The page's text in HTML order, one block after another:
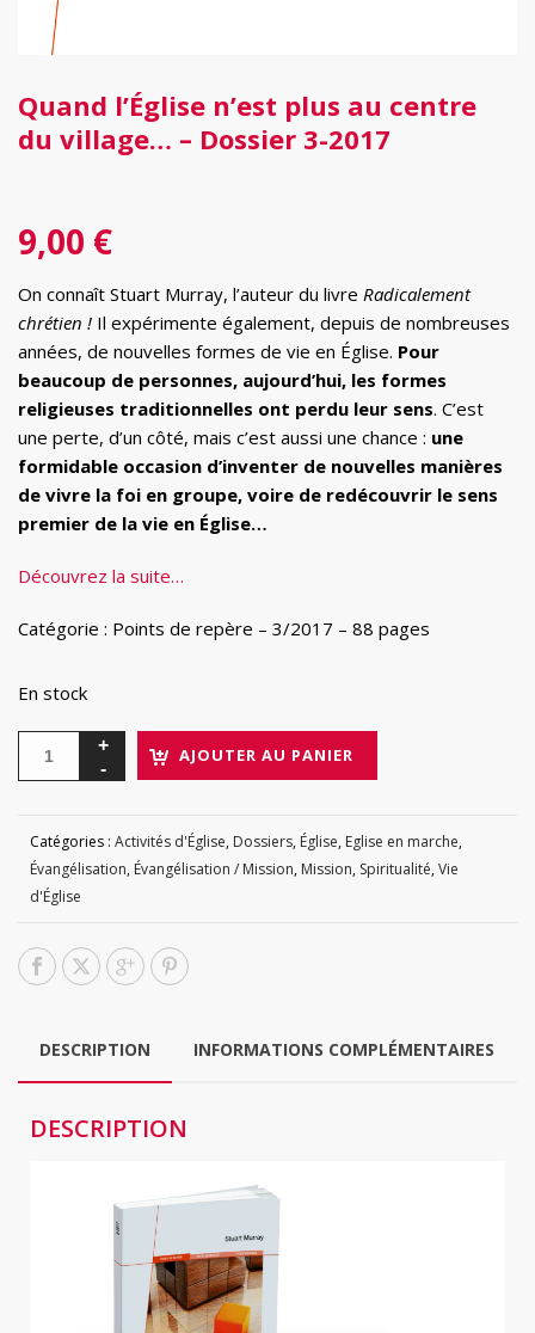
Quand l’Église n’est plus au centre
du village… – Dossier 3-2017
9,00 €
On connaît Stuart Murray, l’auteur du livre Radicalement
chrétien ! Il expérimente également, depuis de nombreuses
années, de nouvelles formes de vie en Église. Pour
beaucoup de personnes, aujourd’hui, les formes
religieuses traditionnelles ont perdu leur sens. C’est
une perte, d’un côté, mais c’est aussi une chance : une
formidable occasion d’inventer de nouvelles manières
de vivre la foi en groupe, voire de redécouvrir le sens
premier de la vie en Église…
Découvrez la suite…
Catégorie : Points de repère – 3/2017 – 88 pages
En stock
AJOUTER AU PANIER
Catégories : Activités d'Église, Dossiers, Église, Eglise en marche,
Évangélisation, Évangélisation / Mission, Mission, Spiritualité,Vie
d'Église
DESCRIPTION INFORMATIONS COMPLÉMENTAIRES
DESCRIPTION